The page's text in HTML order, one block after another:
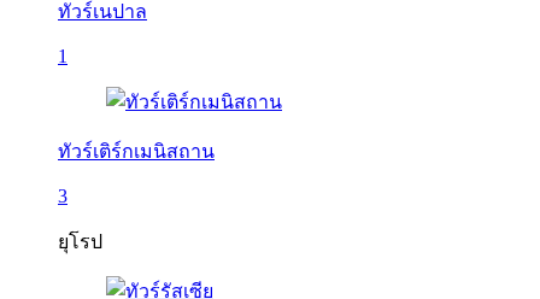
ทัวร์เนปาล
1
ทัวร์เติร์กเมนิสถาน
3
ยุโรป